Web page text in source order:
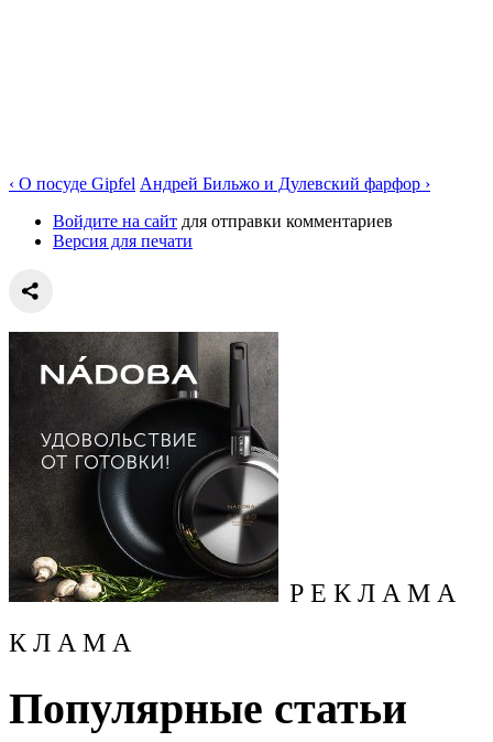
‹ О посуде Gipfel Андрей Бильжо и Дулевский фарфор ›
Войдите на сайт для отправки комментариев
Версия для печати
Р Е К Л А М А
К Л А М А
Популярные статьи